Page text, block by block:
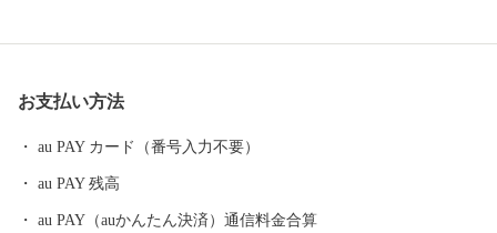
お支払い方法
au PAY カード（番号入力不要）
au PAY 残高
au PAY（auかんたん決済）通信料金合算